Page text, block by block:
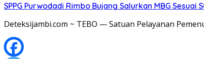
SPPG Purwodadi Rimbo Bujang Salurkan MBG
Deteksijambi.com ~ TEBO — Satuan Pelayanan